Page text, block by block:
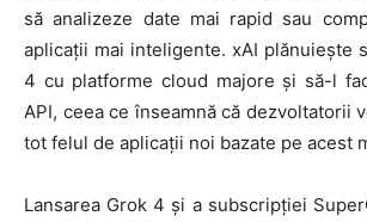
să analizeze date mai rapid sau
aplicații mai inteligente. xAI plănuiește
4 cu platforme cloud majore și să-l
API, ceea ce înseamnă că dezvoltatorii
tot felul de aplicații noi bazate pe acest
Lansarea Grok 4 și a subscripției